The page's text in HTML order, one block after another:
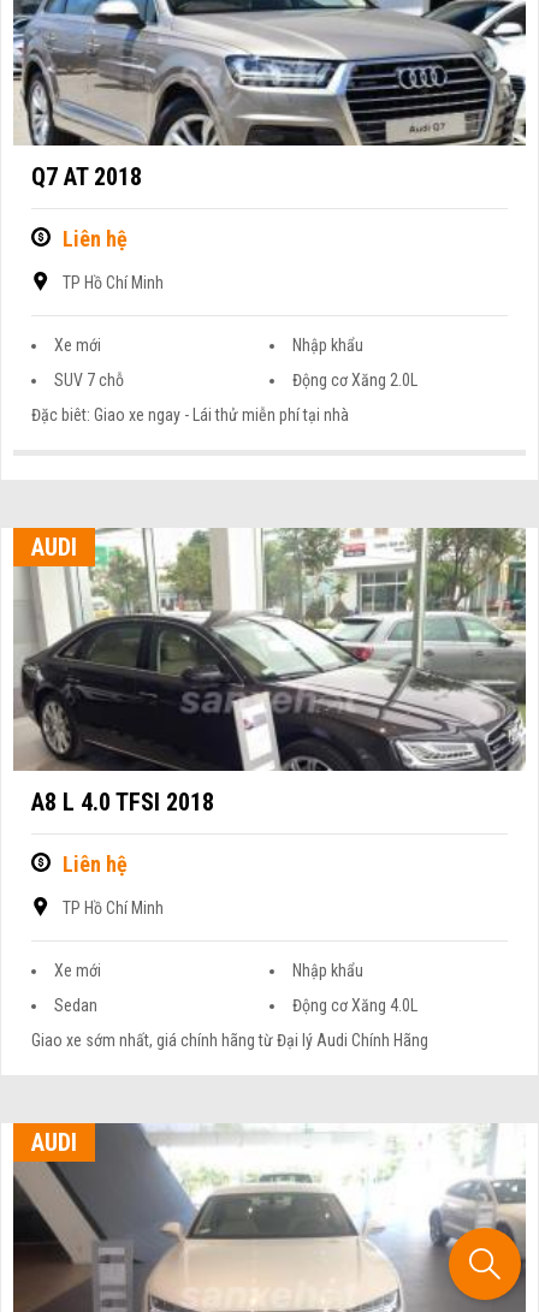
Q7 AT 2018
Liên hệ
TP Hồ Chí Minh
Xe mới
Nhập khẩu
SUV 7 chỗ
Động cơ Xăng 2.0L
Đặc biêt: Giao xe ngay - Lái thử miễn phí tại nhà
AUDI
A8 L 4.0 TFSI 2018
Liên hệ
TP Hồ Chí Minh
Xe mới
Nhập khẩu
Sedan
Động cơ Xăng 4.0L
Giao xe sớm nhất, giá chính hãng từ Đại lý Audi Chính Hãng
AUDI